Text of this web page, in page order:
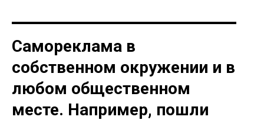
Самореклама в
собственном окружении и в
любом общественном
месте. Например, пошли